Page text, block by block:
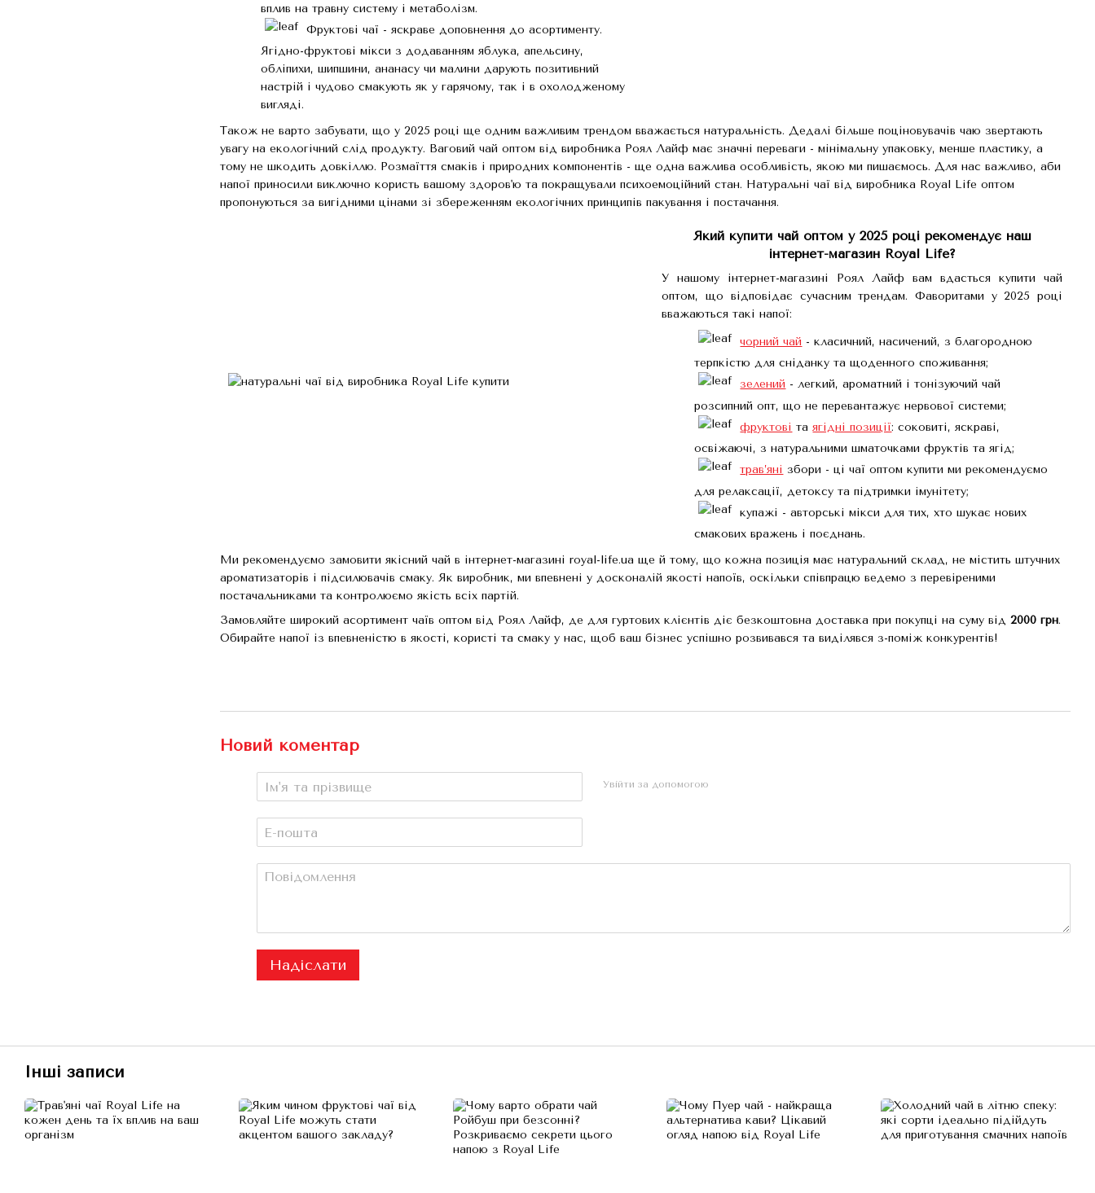
вплив на травну систему і метаболізм.
Фруктові чаї - яскраве доповнення до асортименту.
Ягідно-фруктові мікси з додаванням яблука, апельсину,
обліпихи, шипшини, ананасу чи малини дарують позитивний
настрій і чудово смакують як у гарячому, так і в охолодженому
вигляді.
Також не варто забувати, що у 2025 році ще одним важливим трендом вважається натуральність. Дедалі більше поціновувачів чаю звертають
увагу на екологічний слід продукту. Ваговий чай оптом від виробника Роял Лайф має значні переваги - мінімальну упаковку, менше пластику, а
тому не шкодить довкіллю. Розмаїття смаків і природних компонентів - ще одна важлива особливість, якою ми пишаємось. Для нас важливо, аби
напої приносили виключно користь вашому здоров'ю та покращували психоемоційний стан. Натуральні чаї від виробника Royal Life оптом
пропонуються за вигідними цінами зі збереженням екологічних принципів пакування і постачання.
Який купити чай оптом у 2025 році рекомендує наш
інтернет-магазин Royal Life?
У нашому інтернет-магазині Роял Лайф вам вдасться купити чай
оптом, що відповідає сучасним трендам. Фаворитами у 2025 році
вважаються такі напої:
чорний чай - класичний, насичений, з благородною
терпкістю для сніданку та щоденного споживання;
зелений - легкий, ароматний і тонізуючий чай
розсипний опт, що не перевантажує нервової системи;
фруктові таягідні позиції: соковиті, яскраві,
освіжаючі, з натуральними шматочками фруктів та ягід;
трав’яні збори - ці чаї оптом купити ми рекомендуємо
для релаксації, детоксу та підтримки імунітету;
купажі - авторські мікси для тих, хто шукає нових
смакових вражень і поєднань.
Ми рекомендуємо замовити якісний чай в інтернет-магазині royal-life.ua ще й тому, що кожна позиція має натуральний склад, не містить штучних
ароматизаторів і підсилювачів смаку. Як виробник, ми впевнені у досконалій якості напоїв, оскільки співпрацю ведемо з перевіреними
постачальниками та контролюємо якість всіх партій.
Замовляйте широкий асортимент чаїв оптом від Роял Лайф, де для гуртових клієнтів діє безкоштовна доставка при покупці на суму від 2000 грн.
Обирайте напої із впевненістю в якості, користі та смаку у нас, щоб ваш бізнес успішно розвивався та виділявся з-поміж конкурентів!
Новий коментар
Увійти за допомогою
Надіслати
Інші записи